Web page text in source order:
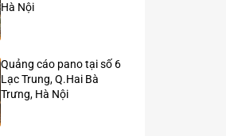
Hà Nội
Quảng cáo pano tại số 6
Lạc Trung, Q.Hai Bà
Trưng, Hà Nội